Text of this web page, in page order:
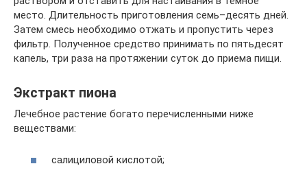
место. Длительность приготовления семь–десять дней.
Затем смесь необходимо отжать и пропустить через
фильтр. Полученное средство принимать по пятьдесят
капель, три раза на протяжении суток до приема пищи.
Экстракт пиона
Лечебное растение богато перечисленными ниже
веществами:
салициловой кислотой;